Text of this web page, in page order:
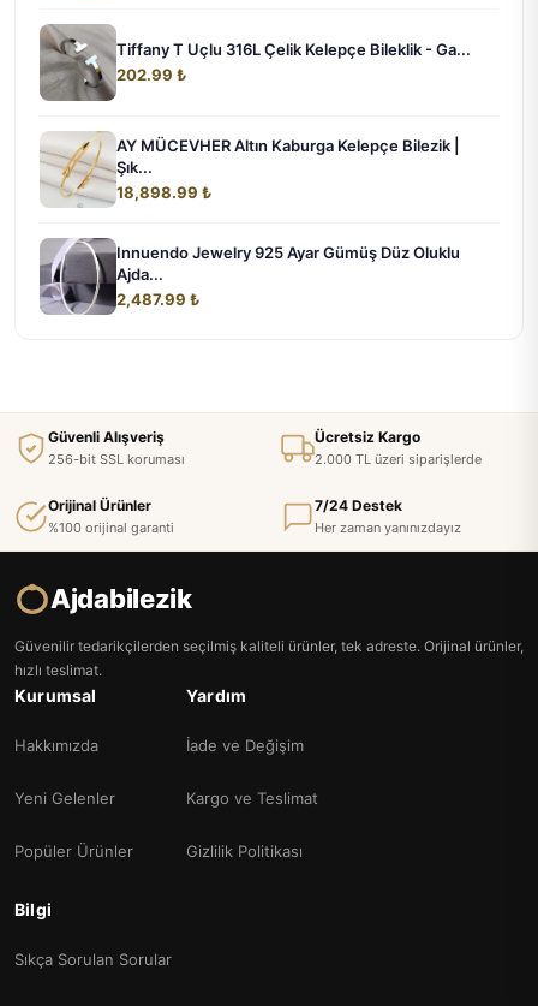
Tiffany T Uçlu 316L Çelik Kelepçe Bileklik - Ga...
202.99 ₺
AY MÜCEVHER Altın Kaburga Kelepçe Bilezik |
Şık...
18,898.99 ₺
Innuendo Jewelry 925 Ayar Gümüş Düz Oluklu
Ajda...
2,487.99 ₺
Güvenli Alışveriş
256-bit SSL koruması
Ücretsiz Kargo
2.000 TL üzeri siparişlerde
Orijinal Ürünler
%100 orijinal garanti
7/24 Destek
Her zaman yanınızdayız
Ajdabilezik
Güvenilir tedarikçilerden seçilmiş kaliteli ürünler, tek adreste. Orijinal ürünler,
hızlı teslimat.
Kurumsal
Hakkımızda
Yeni Gelenler
Popüler Ürünler
Yardım
İade ve Değişim
Kargo ve Teslimat
Gizlilik Politikası
Bilgi
Sıkça Sorulan Sorular